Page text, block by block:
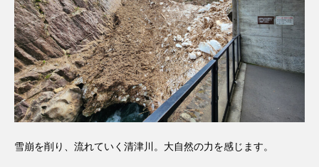
雪崩を削り、流れていく清津川。大自然の力を感じます。